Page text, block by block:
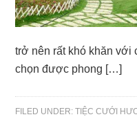
trở nên rất khó khăn
chọn được phong […]
FILED UNDER:TIỆC CƯỚI